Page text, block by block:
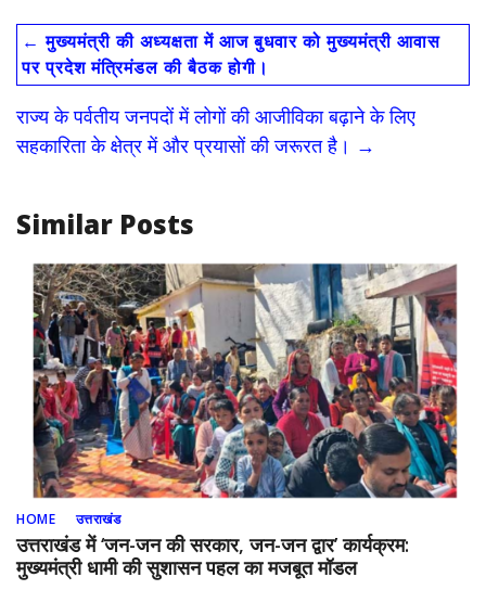
e
b
o
o
k
to
d
o
n
ai
l
ar
e
← मुख्यमंत्री की अध्यक्षता में आज बुधवार को मुख्यमंत्री आवास
पर प्रदेश मंत्रिमंडल की बैठक होगी।
राज्य के पर्वतीय जनपदों में लोगों की आजीविका बढ़ाने के लिए
सहकारिता के क्षेत्र में और प्रयासों की जरूरत है। →
Similar Posts
HOME उत्तराखंड
उत्तराखंड में ‘जन-जन की सरकार, जन-जन द्वार’ कार्यक्रम:
मुख्यमंत्री धामी की सुशासन पहल का मजबूत मॉडल